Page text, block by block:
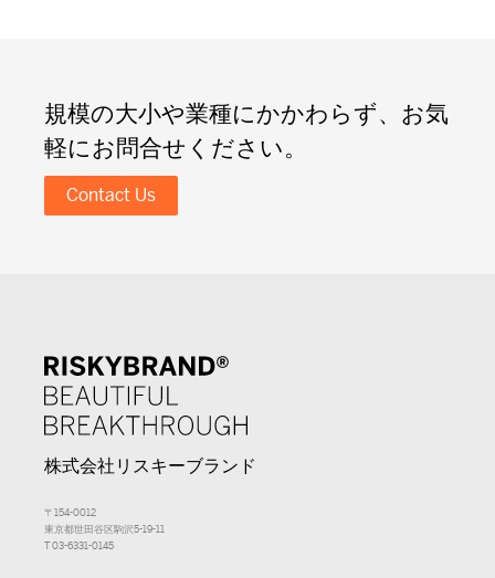
規模の大小や業種にかかわらず、お気
軽にお問合せください。
Contact Us
株式会社リスキーブランド
〒154-0012
東京都世田谷区駒沢5-19-11
T 03-6331-0145